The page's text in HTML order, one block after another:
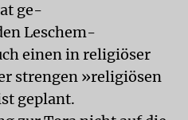
ge-
Leschem-
einen in religiöser
strengen »religiösen
geplant.